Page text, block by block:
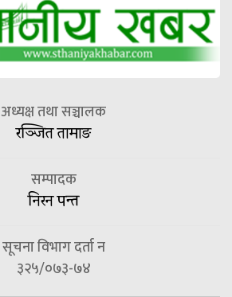
अध्यक्ष तथा सञ्चालक
रञ्जित तामाङ
सम्पादक
निरन पन्त
सूचना विभाग दर्ता न
३२५/०७३-७४